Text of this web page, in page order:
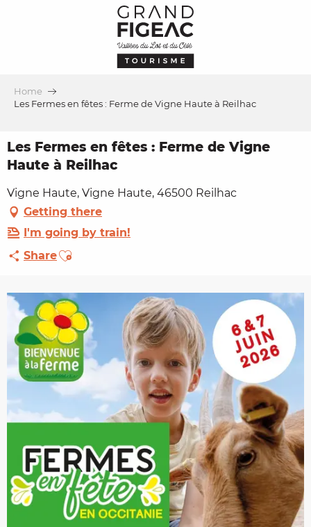
Home
Les Fermes en fêtes : Ferme de Vigne Haute à Reilhac
Les Fermes en fêtes : Ferme de Vigne
Haute à Reilhac
Vigne Haute, Vigne Haute, 46500 Reilhac
Getting there
I'm going by train!
ShareAjouter aux favoris